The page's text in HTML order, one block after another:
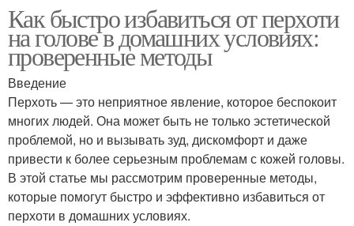
Как быстро избавиться от перхоти
на голове в домашних условиях:
проверенные методы
Введение
Перхоть — это неприятное явление, которое беспокоит
многих людей. Она может быть не только эстетической
проблемой, но и вызывать зуд, дискомфорт и даже
привести к более серьезным проблемам с кожей головы.
В этой статье мы рассмотрим проверенные методы,
которые помогут быстро и эффективно избавиться от
перхоти в домашних условиях.